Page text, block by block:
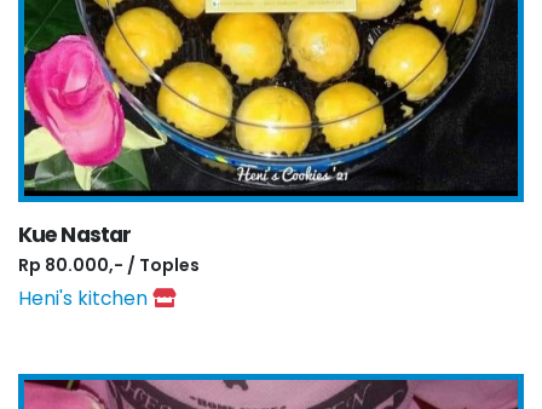
Kue Nastar
Rp 80.000,- / Toples
Heni's kitchen